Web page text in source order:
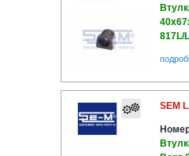
817L/
SEM